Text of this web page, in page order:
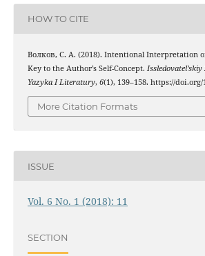
HOW TO CITE
Волков, С. А. (2018). Intentional Interpretation
Key to the Author’s Self-Concept.
Yazyka I Literatury, 6(1), 139–158. https://
More Citation Formats
ISSUE
Vol. 6 No. 1 (2018): 11
SECTION